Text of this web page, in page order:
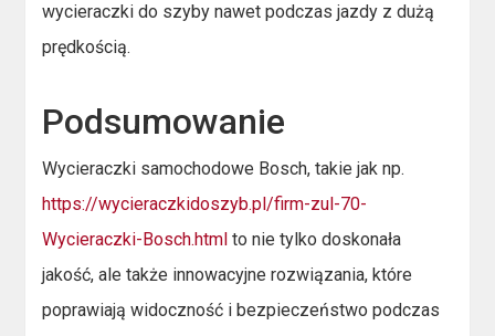
wycieraczki do szyby nawet podczas jazdy z dużą
prędkością.
Podsumowanie
Wycieraczki samochodowe Bosch, takie jak np.
https://wycieraczkidoszyb.pl/firm-zul-70-
Wycieraczki-Bosch.html to nie tylko doskonała
jakość, ale także innowacyjne rozwiązania, które
poprawiają widoczność i bezpieczeństwo podczas